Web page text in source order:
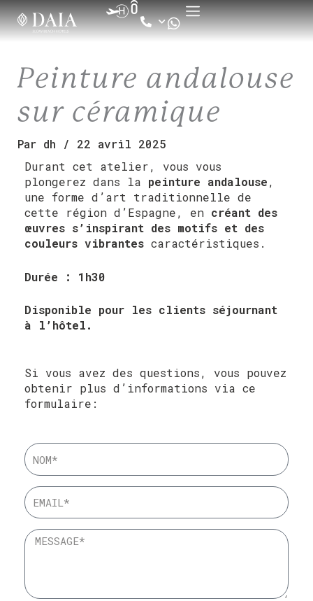
Aller
au
contenu
Peinture andalouse
sur céramique
Par dh / 22 avril 2025
Durant cet atelier, vous vous
plongerez dans la peinture andalouse,
une forme d’art traditionnelle de
cette région d’Espagne, en créant des
œuvres s’inspirant des motifs et des
couleurs vibrantescaractéristiques.
Durée : 1h30
Disponible pour les clients séjournant
à l’hôtel.
Si vous avez des questions, vous pouvez
obtenir plus d’informations via ce
formulaire: